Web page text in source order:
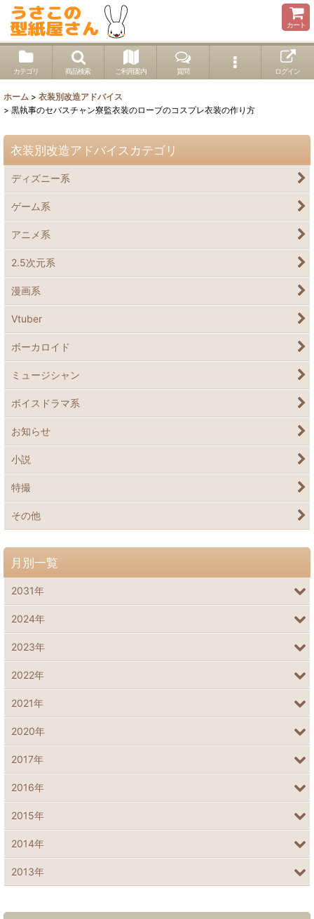
カート
カテゴリ 商品検索 ご利用案内 質問 ログイン
ホーム > 衣装別改造アドバイス
> 黒執事のセバスチャン寮監衣装のローブのコスプレ衣装の作り方
衣装別改造アドバイスカテゴリ
ディズニー系
ゲーム系
アニメ系
2.5次元系
漫画系
Vtuber
ボーカロイド
ミュージシャン
ボイスドラマ系
お知らせ
小説
特撮
その他
月別一覧
2031年
2024年
2023年
2022年
2021年
2020年
2017年
2016年
2015年
2014年
2013年